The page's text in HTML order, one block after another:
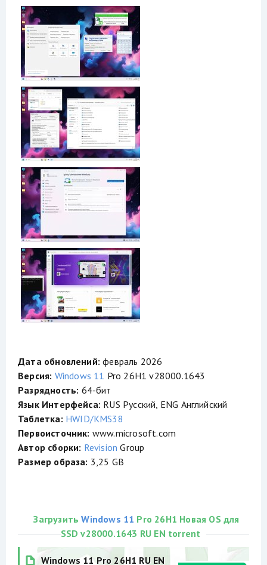
Дата обновлений: февраль 2026
Версия: Windows 11 Pro 26H1 v28000.1643
Разрядность: 64-бит
Язык Интерфейса: RUS Русский, ENG Английский
Таблетка: HWID/KMS38
Первоисточник: www.microsoft.com
Автор сборки: Revision Group
Размер образа: 3,25 GB
ЗагрузитьWindows 11 Pro 26H1 Новая OS для
SSD v28000.1643 RU EN torrent
Windows 11 Pro 26H1 RU EN